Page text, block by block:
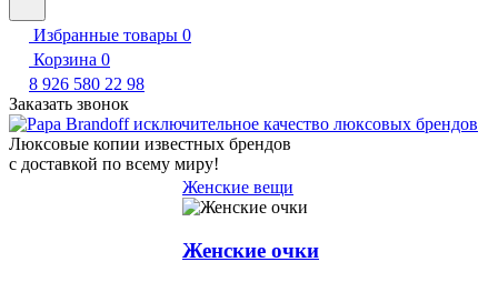
Избранные товары 0
Корзина 0
8 926 580 22 98
Заказать звонок
Люксовые копии известных брендов
с доставкой по всему миру!
Женские вещи
Женские очки